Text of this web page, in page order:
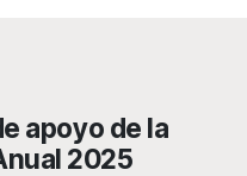
apoyo de la
2025